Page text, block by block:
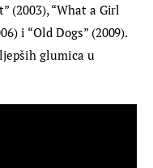
(2003), “What a Girl
i “Old Dogs” (2009).
glumica u